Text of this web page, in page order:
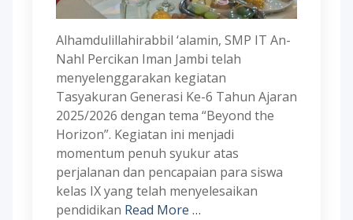
Alhamdulillahirabbil ‘alamin, SMP IT An-
Nahl Percikan Iman Jambi telah
menyelenggarakan kegiatan
Tasyakuran Generasi Ke-6 Tahun Ajaran
2025/2026 dengan tema “Beyond the
Horizon”. Kegiatan ini menjadi
momentum penuh syukur atas
perjalanan dan pencapaian para siswa
kelas IX yang telah menyelesaikan
pendidikan Read More …